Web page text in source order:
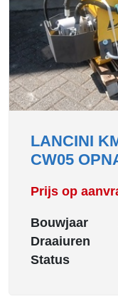
LANCINI
CW05
Prijs op
Bouwjaar
Draaiuren
Status